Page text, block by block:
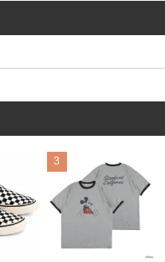
3